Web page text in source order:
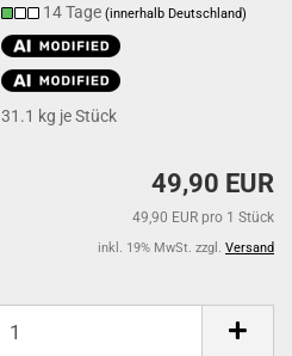
14 Tage(innerhalb Deutschland)
31.1 kg je Stück
49,90 EUR
49,90 EUR pro 1 Stück
inkl. 19% MwSt. zzgl. Versand